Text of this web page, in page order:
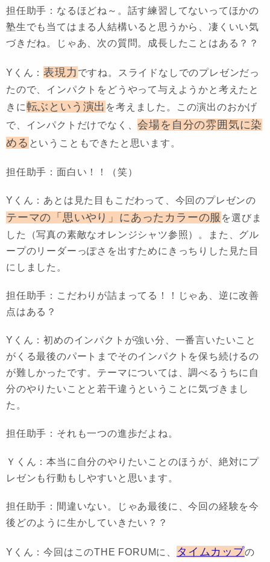
担任助手：なるほどね～。話す練習してないってほかの
塾生でも当てはまる人結構いると思うから、凄くいい気
づきだね。じゃあ、次の質問。成長したことはある？？
Yくん：表現力 ですね。スライドなしでのプレゼンだっ
たので、インパクトをどうやって与えようかと考えたと
きに転ぶという演出 を考えました。この演出のおかげ
で、インパクトだけでなく、会場を自分の雰囲気に染
める ということもできたと思います。
担任助手：面白い！！（笑）
Yくん：あとは見た目もこだわって、今回のプレゼンの
テーマの「思いやり」にあったカラーの服 を選びま
した（写真の素敵なオレンジシャツ参照）。また、グル
ープのリーダーっぽさを出すためにきっちりした見た目
にしました。
担任助手：こだわりが詰まってる！！じゃあ、逆に改善
点はある？
Yくん：初めのインパクトが強い分、一番言いたいこと
がくる最後のパートまでそのインパクトを保ち続けるの
が難しかったです。テーマについては、調べるうちに自
分のやりたいことと若干違うということに気づきまし
た。
担任助手：それも一つの進歩だよね。
Ｙくん：本当に自分のやりたいことのほうが、絶対にプ
レゼンも行動もしやすいと思います。
担任助手：間違いない。じゃあ最後に、今回の経験を今
後どのように生かしていきたい？？
Yくん：今回はこのTHE FORUMに、 タイムカップの